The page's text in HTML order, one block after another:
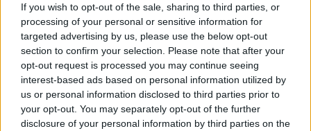
If you wish to opt-out of the sale, sharing to third parties, or
processing of your personal or sensitive information for
targeted advertising by us, please use the below opt-out
section to confirm your selection. Please note that after your
opt-out request is processed you may continue seeing
interest-based ads based on personal information utilized by
us or personal information disclosed to third parties prior to
your opt-out. You may separately opt-out of the further
disclosure of your personal information by third parties on the
Minka 11. rész
T. szereti a fiatal lányokat 14. rész